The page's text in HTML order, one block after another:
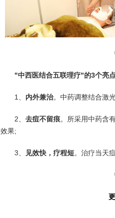
"中西医结合五联理疗"的3个亮
1、 内外兼治。中药调整结合激
2、 去痘不留痕。所采用中药含
效果;
3、 见效快，疗程短。治疗当天